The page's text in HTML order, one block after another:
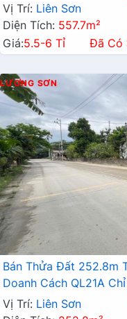
Vị Trí: Liên Sơn
Diện Tích: 557.7m²
Giá:5.5-6 Tỉ Đã Có
LƯƠNG SƠN
Bán Thửa Đất 252.8m
Doanh Cách QL21A
Vị Trí: Liên Sơn